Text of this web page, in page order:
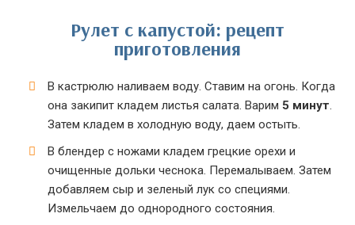
Рулет с капустой: рецепт
приготовления
В кастрюлю наливаем воду. Ставим на огонь. Когда
она закипит кладем листья салата. Варим 5 минут.
Затем кладем в холодную воду, даем остыть.
В блендер с ножами кладем грецкие орехи и
очищенные дольки чеснока. Перемалываем. Затем
добавляем сыр и зеленый лук со специями.
Измельчаем до однородного состояния.